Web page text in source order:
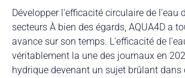
Développer l'efficacité circulaire de l'eau
secteurs À bien des égards, AQUA4D a
avance sur son temps. L'efficacité de
véritablement la une des journaux en
hydrique devenant un sujet brûlant dans